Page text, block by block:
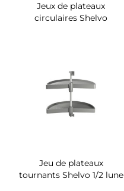
Jeux de plateaux
circulaires Shelvo
Jeu de plateaux
tournants Shelvo 1/2 lune